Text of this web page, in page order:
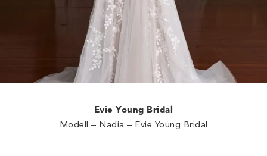
Evie Young Bridal
Modell – Nadia – Evie Young Bridal